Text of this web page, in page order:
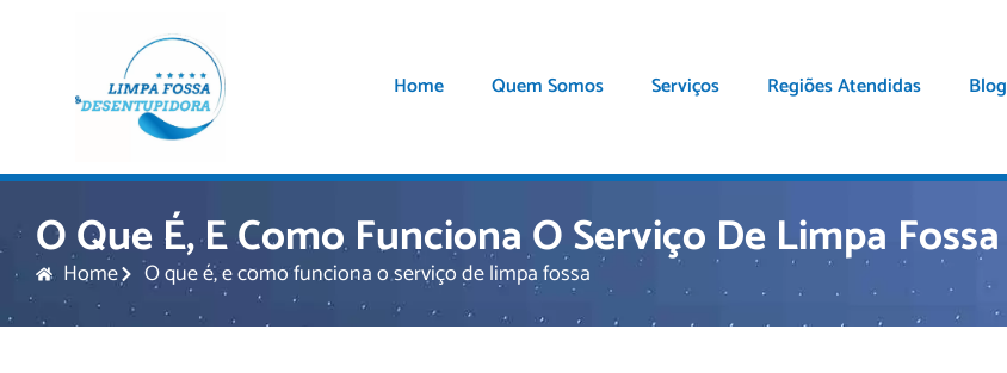
Home Quem Somos Serviços Regiões Atendidas Blog
O Que É, E Como Funciona O Serviço De Limpa Fossa
Home O que é, e como funciona o serviço de limpa fossa